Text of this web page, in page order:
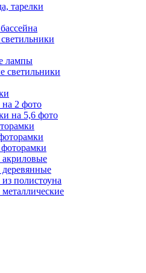
тарелки
лампы
светильники
2 фото
на 5,6 фото
полистоуна